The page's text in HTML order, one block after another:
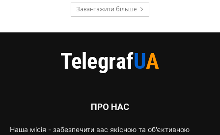
Завантажити більше
ПРО НАС
Наша місія - забезпечити вас якісною та об'єктивною